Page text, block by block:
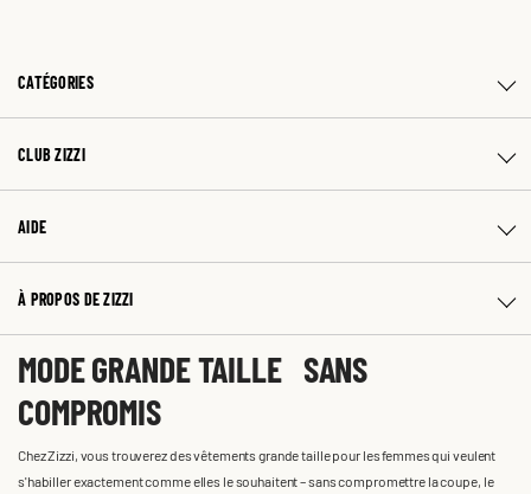
CATÉGORIES
CLUB ZIZZI
AIDE
À PROPOS DE ZIZZI
MODE GRANDE TAILLE SANS
COMPROMIS
Chez Zizzi, vous trouverez des vêtements grande taille pour les femmes qui veulent
s'habiller exactement comme elles le souhaitent – sans compromettre la coupe, le